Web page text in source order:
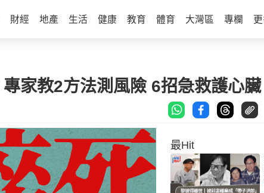
財經 地產 生活 健康 教育 體育 大灣區 專欄
家教2方法測風險 6招急救護心臟
最Hit